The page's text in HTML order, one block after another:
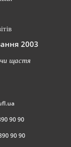
2003
щастя
90 90
90 90